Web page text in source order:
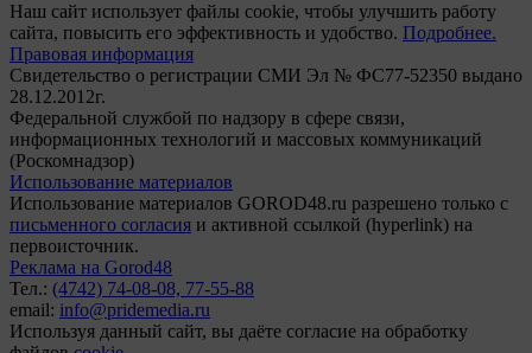
Наш сайт использует файлы cookie, чтобы улучшить работу
сайта, повысить его эффективность и удобство. Подробнее.
Правовая информация
Свидетельство о регистрации СМИ Эл № ФС77-52350 выдано
28.12.2012г.
Федеральной службой по надзору в сфере связи,
информационных технологий и массовых коммуникаций
(Роскомнадзор)
Использование материалов
Использование материалов GOROD48.ru разрешено только с
письменного согласия и активной ссылкой (hyperlink) на
первоисточник.
Реклама на Gorod48
Тел.: (4742) 74-08-08, 77-55-88
email: info@pridemedia.ru
Используя данный сайт, вы даёте согласие на обработку